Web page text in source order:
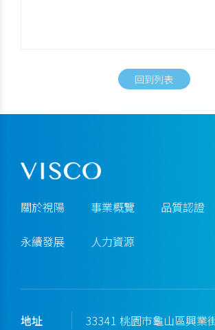
回到列表
關於視陽 事業概覽 品質認證
永續發展 人力資源
地址 33341 桃園市龜山區興業